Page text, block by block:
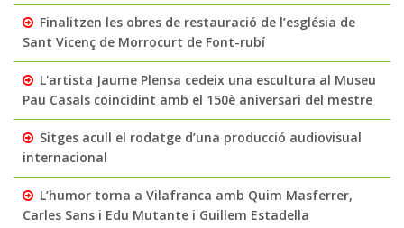
Finalitzen les obres de restauració de l’església de
Sant Vicenç de Morrocurt de Font-rubí
L'artista Jaume Plensa cedeix una escultura al Museu
Pau Casals coincidint amb el 150è aniversari del mestre
Sitges acull el rodatge d’una producció audiovisual
internacional
L’humor torna a Vilafranca amb Quim Masferrer,
Carles Sans i Edu Mutante i Guillem Estadella